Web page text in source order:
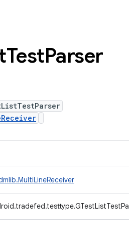
TestParser